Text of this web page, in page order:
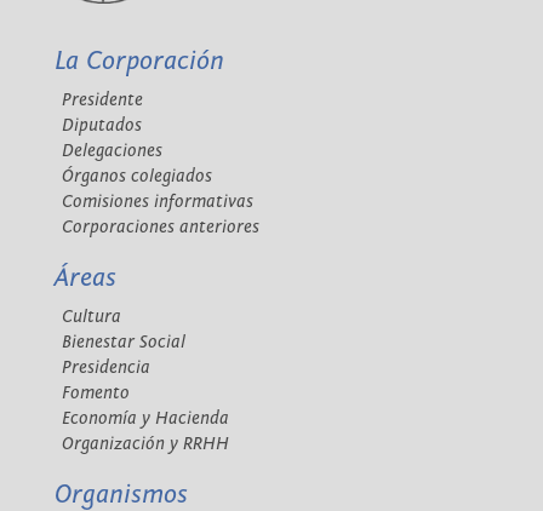
La Corporación
Presidente
Diputados
Delegaciones
Órganos colegiados
Comisiones informativas
Corporaciones anteriores
Áreas
Cultura
Bienestar Social
Presidencia
Fomento
Economía y Hacienda
Organización y RRHH
Organismos